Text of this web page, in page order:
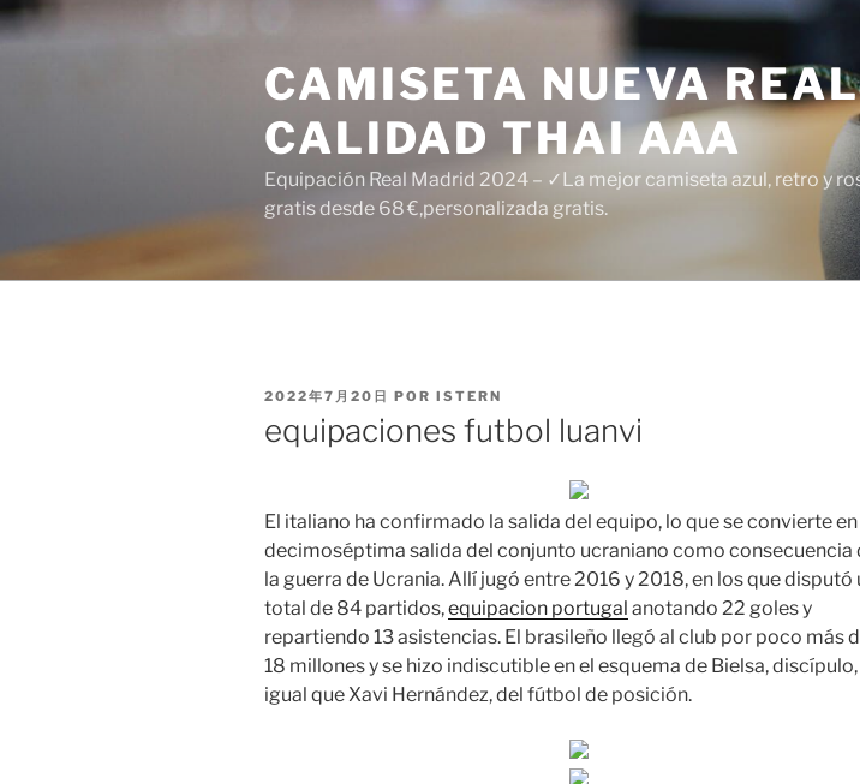
Saltar
al
CAMISETA NUEVA
CALIDAD THAI AAA
Equipación Real Madrid 2024 – ✓La mejor camiseta azul, retro y
gratis desde 68 €,personalizada gratis.
PUBLICADO
2022年7月20日 POR ISTERN
equipaciones futbol luanvi
El italiano ha confirmado la salida del equipo, lo que se convierte en
decimoséptima salida del conjunto ucraniano como consecuencia
la guerra de Ucrania. Allí jugó entre 2016 y 2018, en los que disputó
total de 84 partidos,equipacion portugal anotando 22 goles y
repartiendo 13 asistencias. El brasileño llegó al club por poco más
18 millones y se hizo indiscutible en el esquema de Bielsa, discípulo,
igual que Xavi Hernández, del fútbol de posición.